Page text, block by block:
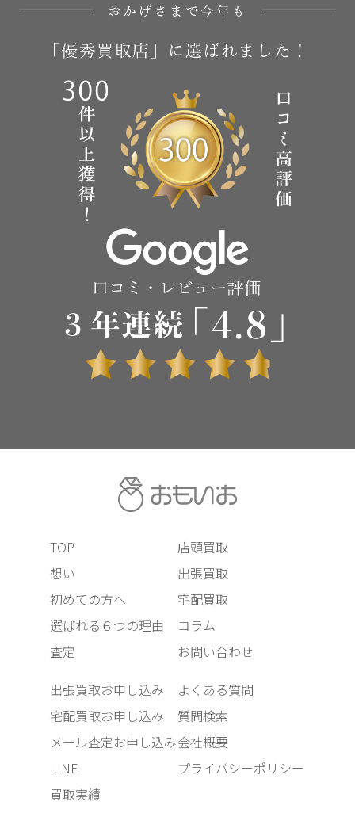
TOP
想い
初めての方へ
選ばれる６つの理由
査定
店頭買取
出張買取
宅配買取
コラム
お問い合わせ
出張買取お申し込み
宅配買取お申し込み
メール査定お申し込み
LINE
買取実績
よくある質問
質問検索
会社概要
プライバシーポリシー